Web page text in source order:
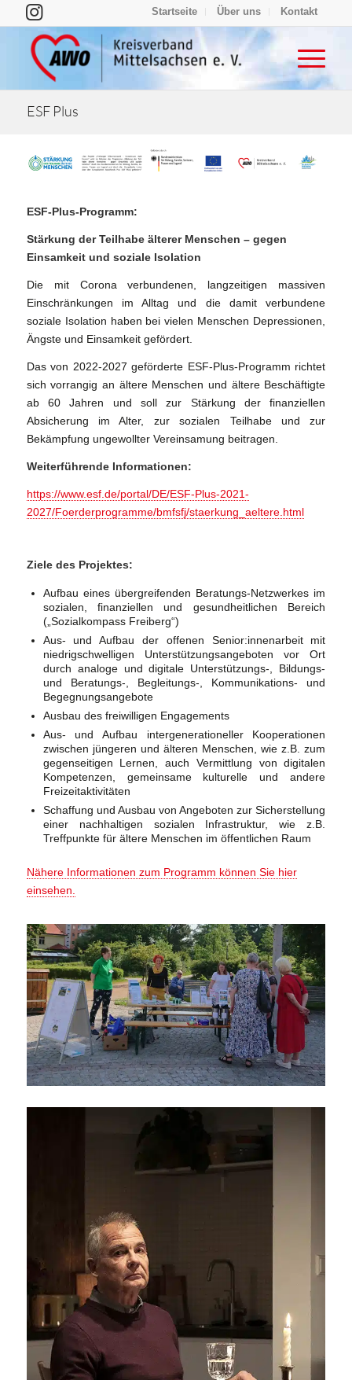
Startseite Über uns Kontakt
ESF Plus
ESF-Plus-Programm:
Stärkung der Teilhabe älterer Menschen – gegen
Einsamkeit und soziale Isolation
Die mit Corona verbundenen, langzeitigen massiven
Einschränkungen im Alltag und die damit verbundene
soziale Isolation haben bei vielen Menschen Depressionen,
Ängste und Einsamkeit gefördert.
Das von 2022-2027 geförderte ESF-Plus-Programm richtet
sich vorrangig an ältere Menschen und ältere Beschäftigte
ab 60 Jahren und soll zur Stärkung der finanziellen
Absicherung im Alter, zur sozialen Teilhabe und zur
Bekämpfung ungewollter Vereinsamung beitragen.
Weiterführende Informationen:
https://www.esf.de/portal/DE/ESF-Plus-2021-
2027/Foerderprogramme/bmfsfj/staerkung_aeltere.html
Ziele des Projektes:
Aufbau eines übergreifenden Beratungs-Netzwerkes im
sozialen, finanziellen und gesundheitlichen Bereich
(„Sozialkompass Freiberg“)
Aus- und Aufbau der offenen Senior:innenarbeit mit
niedrigschwelligen Unterstützungsangeboten vor Ort
durch analoge und digitale Unterstützungs-, Bildungs-
und Beratungs-, Begleitungs-, Kommunikations- und
Begegnungsangebote
Ausbau des freiwilligen Engagements
Aus- und Aufbau intergenerationeller Kooperationen
zwischen jüngeren und älteren Menschen, wie z.B. zum
gegenseitigen Lernen, auch Vermittlung von digitalen
Kompetenzen, gemeinsame kulturelle und andere
Freizeitaktivitäten
Schaffung und Ausbau von Angeboten zur Sicherstellung
einer nachhaltigen sozialen Infrastruktur, wie z.B.
Treffpunkte für ältere Menschen im öffentlichen Raum
Nähere Informationen zum Programm können Sie hier
einsehen.